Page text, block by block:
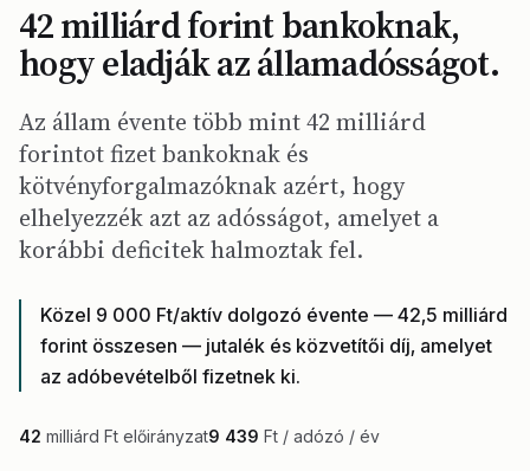
42 milliárd forint bankoknak,
hogy eladják az államadósságot.
Az állam évente több mint 42 milliárd
forintot fizet bankoknak és
kötvényforgalmazóknak azért, hogy
elhelyezzék azt az adósságot, amelyet a
korábbi deficitek halmoztak fel.
Közel 9 000 Ft/aktív dolgozó évente — 42,5 milliárd
forint összesen — jutalék és közvetítői díj, amelyet
az adóbevételből fizetnek ki.
42 milliárd Ft előirányzat9 439 Ft / adózó / év